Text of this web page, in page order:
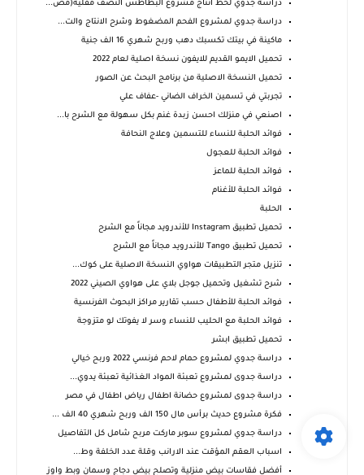
دراسة جدوي لخط انتاج مشروع البطاطس النصف مقليه(مص...
دراسة جدوي لمشروع الفحم المضغوط وشرح الانتاج والت...
ماكينة في بيتك تكسبك دهب وربح شهري 16 الف جنية
تحميل الايمو القديم للايفون نسخة اصلية لعام 2022
تحميل النسخة الاصلية من برنامج البحث عن الصور
تجربتي في تسمين الخراف الضاني -عفاف علي
اصنعي في منزلك احسن زبدة غنم بكل سهولة مع الشرح با...
فوائد الحلبة للنساء للتسمين وعلاج النحافة
فوائد الحلبة للعجول
فوائد الحلبة للماعز
فوائد الحلبة للأغنام
الحلبة
تحميل تطبيق Instagram‏‏ للأندرويد مجاناً مع الشرح
تحميل تطبيق Tango للأندرويد مجاناً مع الشرح
تنزيل متجر التطبيقات هواوي النسخة الاصلية على كوك...
شرح تشغيل وتحميل جوجل بلاي على هواوي الصيني 2022
فوائد الحلبة للأطفال حسب تقارير مراكز البحوث الفرنسية
فوائد الحلبة مع الحليب للنساء وسر لا يفوتك لو متزوجة
تحميل تطبيق ابشر
دراسة جدوي لمشروع حمام لاحم فرنسي 2022 وربح خيالي
دراسة جدوى لمشروع تعبئة المواد الغذائية تعبئة يدوي...
دراسة جدوى لمشروع حضانة اطفال رياض اطفال في مصر
فكرة مشروع حديث برأس مال 150 الف وربح شهري 40 الف ...
دراسة جدوي لمشروع سوبر ماركت مربح شامل كل التفاصيل
اسباب العقم المؤقت عند الارانب وقلة عدد الخلفة وط...
أفضل فقاسات بيض منزلية وتصلح بيض دجاج وسمان وبط واوز